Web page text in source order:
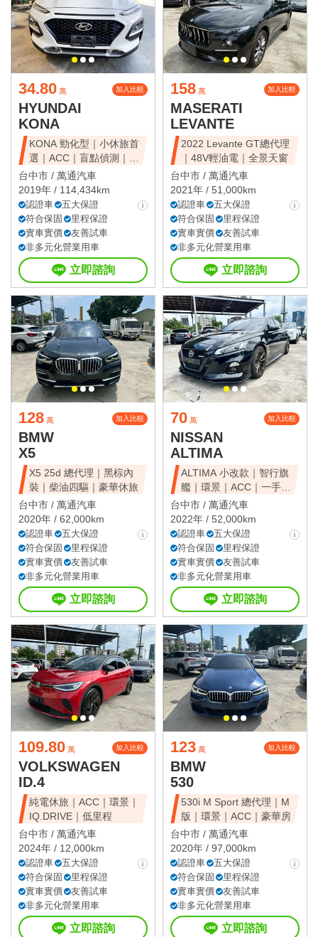
34.80 萬 加入比較
HYUNDAI
KONA
KONA 勁化型｜小休旅首
選｜ACC｜盲點偵測｜省
油好開
台中市 / 萬通汽車
2019年 / 114,434km
認證車
五大保證
符合保固
里程保證
實車實價
友善試車
非多元化營業用車
立即諮詢
158 萬 加入比較
MASERATI
LEVANTE
2022 Levante GT總代理
｜48V輕油電｜全景天窗
台中市 / 萬通汽車
2021年 / 51,000km
認證車
五大保證
符合保固
里程保證
實車實價
友善試車
非多元化營業用車
立即諮詢
128 萬 加入比較
BMW
X5
X5 25d 總代理｜黑棕內
裝｜柴油四驅｜豪華休旅
台中市 / 萬通汽車
2020年 / 62,000km
認證車
五大保證
符合保固
里程保證
實車實價
友善試車
非多元化營業用車
立即諮詢
70 萬 加入比較
NISSAN
ALTIMA
ALTIMA 小改款｜智行旗
艦｜環景｜ACC｜一手美
車
台中市 / 萬通汽車
2022年 / 52,000km
認證車
五大保證
符合保固
里程保證
實車實價
友善試車
非多元化營業用車
立即諮詢
109.80 萬 加入比較
VOLKSWAGEN
ID.4
純電休旅｜ACC｜環景｜
IQ.DRIVE｜低里程
台中市 / 萬通汽車
2024年 / 12,000km
認證車
五大保證
符合保固
里程保證
實車實價
友善試車
非多元化營業用車
立即諮詢
123 萬 加入比較
BMW
530
530i M Sport 總代理｜M
版｜環景｜ACC｜豪華房
台中市 / 萬通汽車
2020年 / 97,000km
認證車
五大保證
符合保固
里程保證
實車實價
友善試車
非多元化營業用車
立即諮詢